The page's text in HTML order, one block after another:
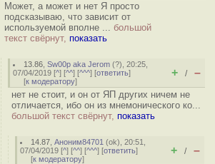
Может, а может и нет Я просто
подсказываю, что зависит от
используемой вполне ... большой
текст свёрнут, показать
13.86 ,Sw00p aka Jerom (?), 20:25,
07/04/2019 [^] [^^] [^^^] [ответить]
[к модератору]
+ / –
нет не стоит, и он от ЯП других ничем не
отличается, ибо он из мнемонического ко...
большой текст свёрнут, показать
14.87 ,Аноним84701 (ok), 20:51,
07/04/2019 [^] [^^] [^^^] [ответить]
[к модератору]
+ / –